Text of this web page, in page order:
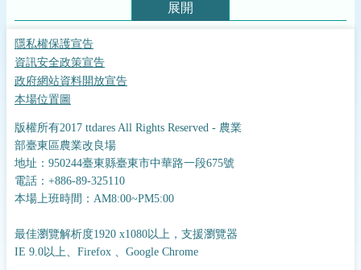
展開
隱私權保護宣告
資訊安全政策宣告
政府網站資料開放宣告
本場位置圖
版權所有2017 ttdares All Rights Reserved - 農業
部臺東區農業改良場
地址：950244臺東縣臺東市中華路一段675號
電話：+886-89-325110
本場上班時間：AM8:00~PM5:00
最佳瀏覽解析度1920 x1080以上，支援瀏覽器
IE 9.0以上、Firefox 、Google Chrome